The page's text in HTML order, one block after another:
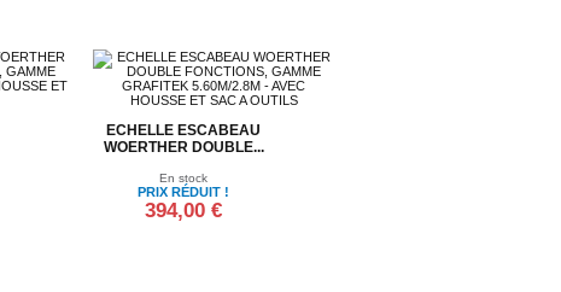
ECHELLE ESCABEAU
WOERTHER DOUBLE...
En stock
PRIX RÉDUIT !
394,00 €